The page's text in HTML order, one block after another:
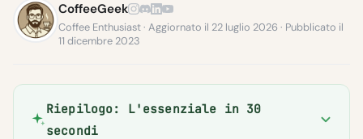
CoffeeGeek
Coffee Enthusiast · Aggiornato il 22 luglio 2026 · Pubblicato il
11 dicembre 2023
Riepilogo: L'essenziale in 30
secondi